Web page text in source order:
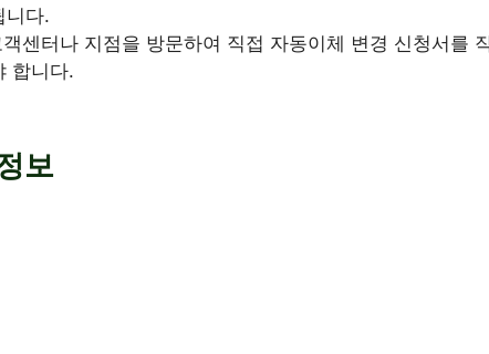
니다.
센터나 지점을 방문하여 직접 자동이체 변경 신청서를
합니다.
보